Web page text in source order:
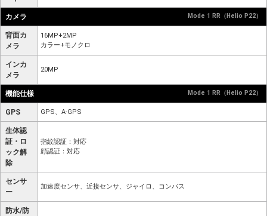
カメラ Mode 1 RR（Helio P22）
背面カ
メラ
16MP+2MP
カラー+モノクロ
インカ
メラ
20MP
機能仕様 Mode 1 RR（Helio P22）
GPS GPS、A-GPS
生体認
証・ロ
ック解
除
指紋認証：対応
顔認証：対応
センサ
ー
加速度センサ、近接センサ、ジャイロ、コンパス
防水/防